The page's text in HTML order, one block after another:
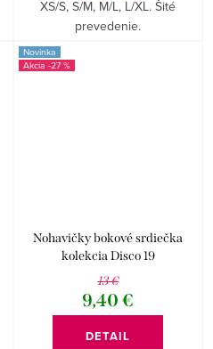
XS/S, S/M, M/L, L/XL. Šité
prevedenie.
Novinka
-27 %
Nohavičky bokové srdiečka
kolekcia Disco 19
13 €
9,40 €
DETAIL